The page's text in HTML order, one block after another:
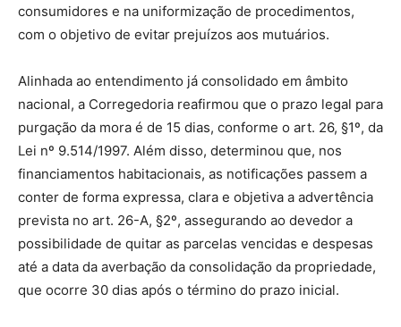
consumidores e na uniformização de procedimentos,
com o objetivo de evitar prejuízos aos mutuários.
Alinhada ao entendimento já consolidado em âmbito
nacional, a Corregedoria reafirmou que o prazo legal para
purgação da mora é de 15 dias, conforme o art. 26, §1º, da
Lei nº 9.514/1997. Além disso, determinou que, nos
financiamentos habitacionais, as notificações passem a
conter de forma expressa, clara e objetiva a advertência
prevista no art. 26-A, §2º, assegurando ao devedor a
possibilidade de quitar as parcelas vencidas e despesas
até a data da averbação da consolidação da propriedade,
que ocorre 30 dias após o término do prazo inicial.